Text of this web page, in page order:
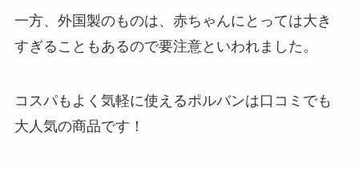
一方、外国製のものは、赤ちゃんにとっては大き
すぎることもあるので要注意といわれました。
コスパもよく気軽に使えるポルバンは口コミでも
大人気の商品です！